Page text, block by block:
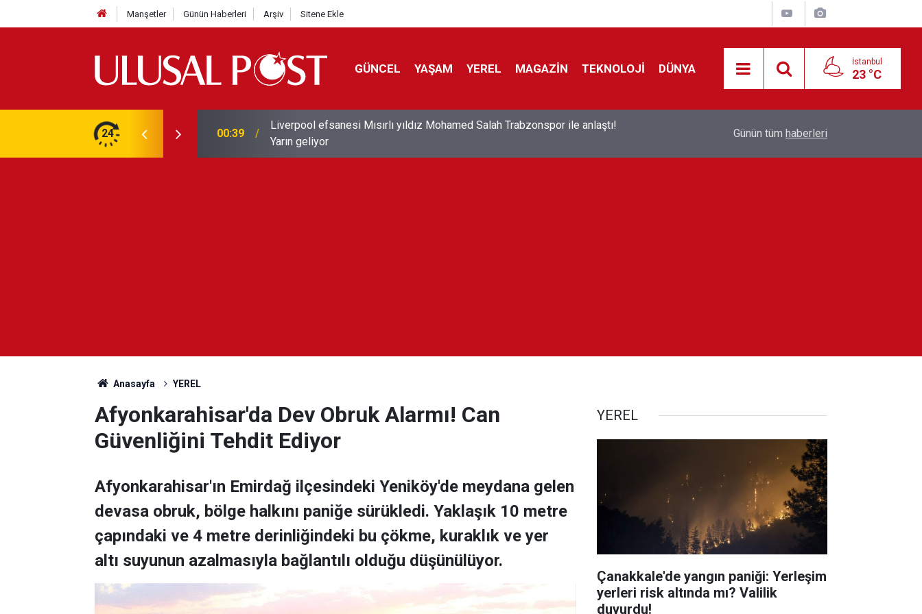
Manşetler Günün Haberleri Arşiv Sitene Ekle
GÜNCEL YAŞAM YEREL MAGAZİN TEKNOLOJİ DÜNYA İstanbul
23 °C
24 00:39
Liverpool efsanesi Mısırlı yıldız Mohamed Salah Trabzonspor ile anlaştı!
Yarın geliyor
Feridun Düzağaç sahnelere ara verdi: ''En az
Günün tüm haberleri
Anasayfa YEREL
Afyonkarahisar'da Dev Obruk Alarmı! Can
Güvenliğini Tehdit Ediyor
Afyonkarahisar'ın Emirdağ ilçesindeki Yeniköy'de meydana gelen
devasa obruk, bölge halkını paniğe sürükledi. Yaklaşık 10 metre
çapındaki ve 4 metre derinliğindeki bu çökme, kuraklık ve yer
altı suyunun azalmasıyla bağlantılı olduğu düşünülüyor.
YEREL
Çanakkale'de yangın paniği: Yerleşim
yerleri risk altında mı? Valilik
duyurdu!